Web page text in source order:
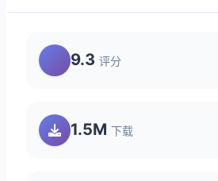
9.3 评分
1.5M 下载